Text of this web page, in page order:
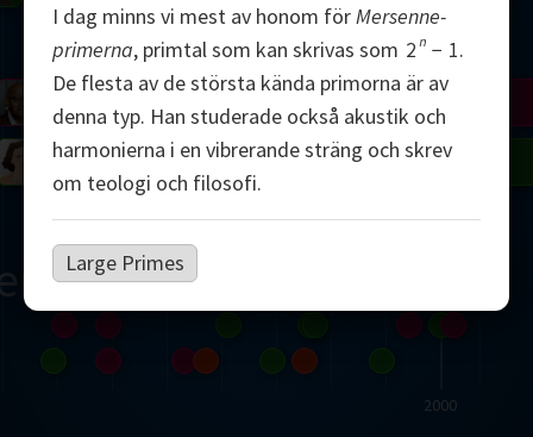
2000
Avila
Matiyasevich
Easley
Mandelbrot
Robinson
Blackwell
I dag minns vi mest av honom förMersenne-
primerna, primtal som kan skrivas som 2 n − 1.
De flesta av de största kända primorna är av
denna typ. Han studerade också akustik och
harmonierna i en vibrerande sträng och skrev
om teologi och filosofi.
Large Primes